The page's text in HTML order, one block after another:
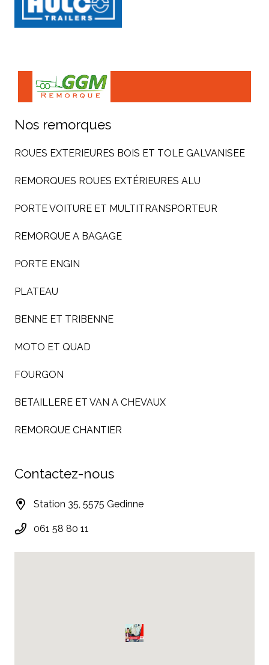
Nos remorques
ROUES EXTERIEURES BOIS ET TOLE GALVANISEE
REMORQUES ROUES EXTÉRIEURES ALU
PORTE VOITURE ET MULTITRANSPORTEUR
REMORQUE A BAGAGE
PORTE ENGIN
PLATEAU
BENNE ET TRIBENNE
MOTO ET QUAD
FOURGON
BETAILLERE ET VAN A CHEVAUX
REMORQUE CHANTIER
Contactez-nous
Station 35, 5575 Gedinne
061 58 80 11